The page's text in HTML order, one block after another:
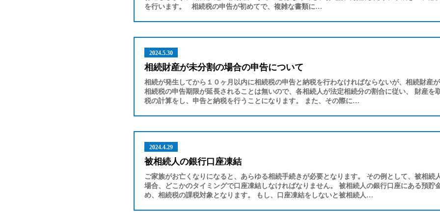
を行います。 相続税の申告が初めてで、複雑な書類に…
2024.5.30
相続財産が未分割の場合の申告について
相続が発生してから１０ヶ月以内に相続税の申告と納税を行わなければならないが、相続財産
相続税の申告期限が延長されることは無いので、各相続人が法定相続分の割合に従い、 財産を
税の計算をし、申告と納税を行うことになります。 また、その際に…
2024.4.29
被相続人の銀行口座凍結
ご家族がお亡くなりになると、あらゆる相続手続きが必要となります。 その例として、被相続
場合、どこかのタイミングで口座凍結しなければなりません。 被相続人の銀行口座にある預貯
め、相続税の課税対象となります。 もし、口座凍結をしないと被相続人…